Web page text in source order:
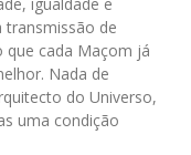
transmissão de
cada Maçom já
Nada de
do Universo,
uma condição